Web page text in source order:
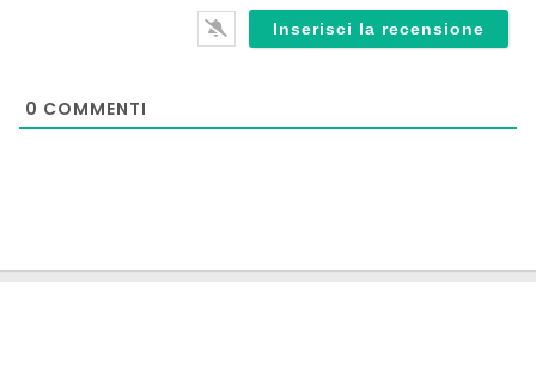
0 COMMENTI